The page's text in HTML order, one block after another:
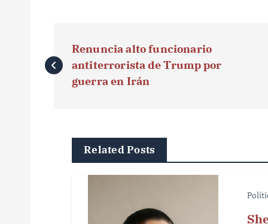
a
Renuncia alto funcionario
antiterrorista de Trump por
guerra en Irán
Related Posts